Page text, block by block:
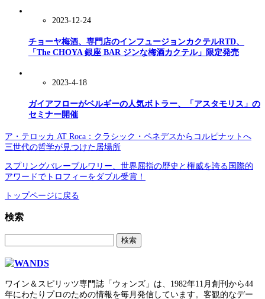
2023-12-24
チョーヤ梅酒、専門店のインフュージョンカクテルRTD、
「The CHOYA 銀座 BAR ジンな梅酒カクテル」限定発売
2023-4-18
ガイアフローがベルギーの人気ボトラー、「アスタモリス」の
セミナー開催
ア・テロッカ AT Roca：クラシック・ペネデスからコルピナットへ
三世代の哲学が見つけた居場所
スプリングバレーブルワリー、世界屈指の歴史と権威を誇る国際的
アワードでトロフィーをダブル受賞！
トップページに戻る
検索
索:
ワイン＆スピリッツ専門誌「ウォンズ」は、1982年11月創刊から44
年にわたりプロのための情報を毎月発信しています。客観的なデー